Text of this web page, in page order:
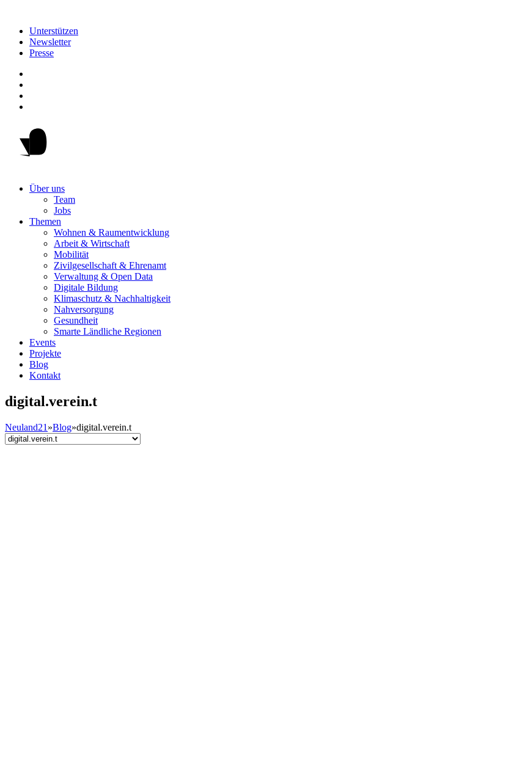
Unterstützen
Newsletter
Presse
Über uns
Team
Jobs
Themen
Wohnen & Raumentwicklung
Arbeit & Wirtschaft
Mobilität
Zivilgesellschaft & Ehrenamt
Verwaltung & Open Data
Digitale Bildung
Klimaschutz & Nachhaltigkeit
Nahversorgung
Gesundheit
Smarte Ländliche Regionen
Events
Projekte
Blog
Kontakt
digital.verein.t
Neuland21 »Blog»digital.verein.t